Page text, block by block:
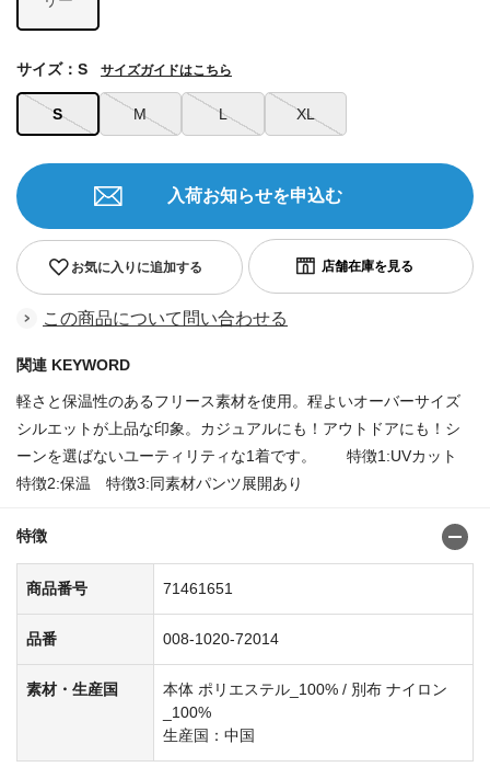
S M L XL
サイズ：S サイズガイドはこちら
お気に入りに追加する
入荷お知らせを申込む
この商品について問い合わせる
関連 KEYWORD
軽さと保温性のあるフリース素材を使用。程よいオーバーサイズ
シルエットが上品な印象。カジュアルにも！アウトドアにも！シ
ーンを選ばないユーティリティな1着です。 特徴1:UVカット
特徴2:保温 特徴3:同素材パンツ展開あり
特徴
商品番号 71461651
品番 008-1020-72014
素材・生産国
本体 ポリエステル_100% / 別布 ナイロン
_100%
生産国：中国